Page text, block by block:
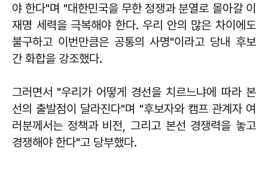
야 한다"며 "대한민국을 무한 정쟁과 분열로 몰아갈 이
재명 세력을 극복해야 한다. 우리 안의 많은 차이에도
불구하고 이번만큼은 공통의 사명"이라고 당내 후보
간 화합을 강조했다.
그러면서 "우리가 어떻게 경선을 치르느냐에 따라 본
선의 출발점이 달라진다"며 "후보자와 캠프 관계자 여
러분께서는 정책과 비전, 그리고 본선 경쟁력을 놓고
경쟁해야 한다"고 당부했다.